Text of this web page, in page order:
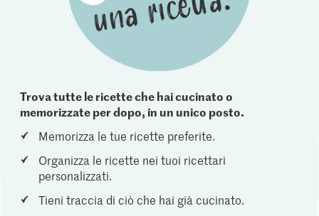
Trova tutte le ricette che hai cucinato o
memorizzate per dopo, in un unico posto.
Memorizza le tue ricette preferite.
Organizza le ricette nei tuoi ricettari
personalizzati.
Tieni traccia di ciò che hai già cucinato.